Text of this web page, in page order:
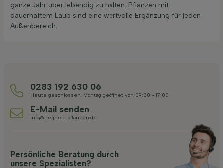
ganze Jahr über lebendig zu halten. Pflanzen mit
dauerhaftem Laub sind eine wertvolle Ergänzung für jeden
Außenbereich.
0283 192 630 06
Heute geschlossen. Montag geöffnet von 09:00 - 17:00
E-Mail senden
info@heijnen-pflanzen.de
Persönliche Beratung durch
unsere Spezialisten?